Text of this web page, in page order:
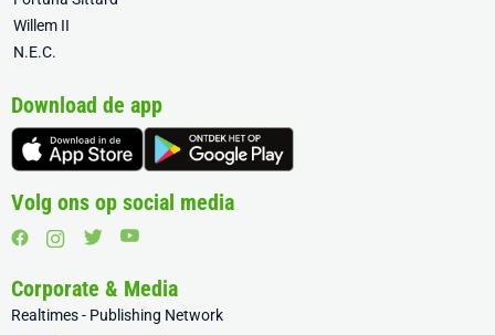
Willem II
N.E.C.
Download de app
Volg ons op social media
Corporate & Media
Realtimes - Publishing Network